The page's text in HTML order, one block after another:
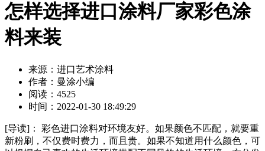
怎样选择进口涂料厂家彩色涂
料来装
来源：进口艺术涂料
作者：曼涂小编
阅读：4525
时间：2022-01-30 18:49:29
[导读]：
彩色进口涂料对环境友好。如果颜色不匹配，就要重
新粉刷，不仅费时费力，而且贵。如果不知道用什么颜色，可